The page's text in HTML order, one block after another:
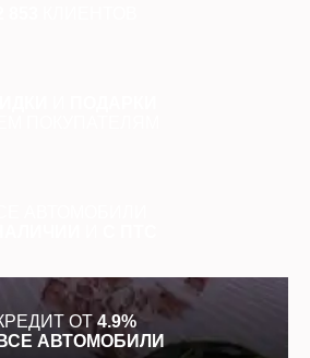
ОТ 4.9%
ВСЕ АВТОМОБИЛИ